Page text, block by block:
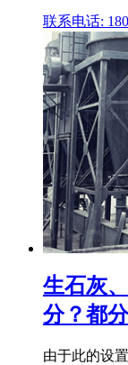
联系电话:
生石灰
分？都
由于此的设